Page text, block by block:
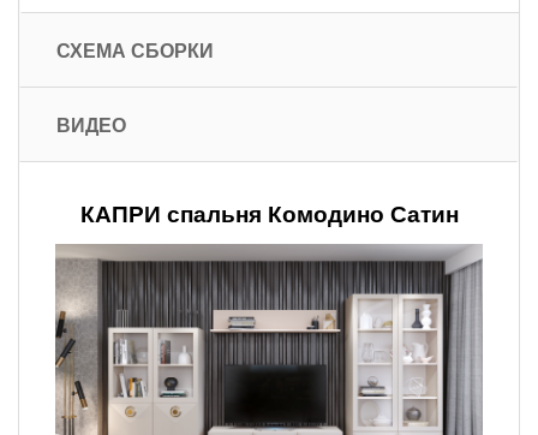
СХЕМА СБОРКИ
ВИДЕО
КАПРИ спальня Комодино Сатин